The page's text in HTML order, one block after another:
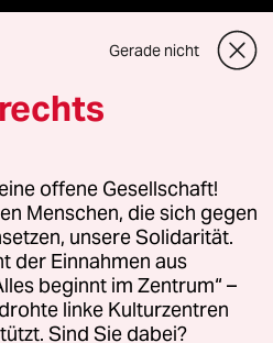
GmbH
Fragen oder für Genehmigungen
Kommune-Richtlinien
Impressum AGB
Gerade nicht
offene Gesellschaft!
Menschen, die sich gegen
unsere Solidarität.
der Einnahmen aus
beginnt im Zentrum“ –
linke Kulturzentren
Sind Sie dabei?